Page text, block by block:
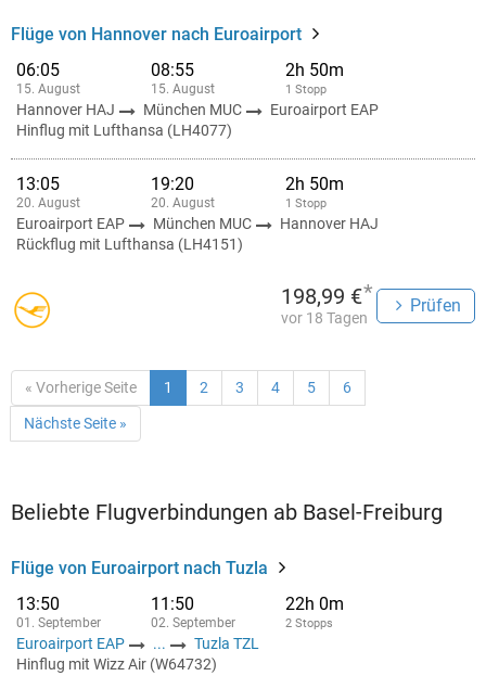
Flüge von Hannover nach Euroairport
06:05
15. August
08:55
15. August
2h 50m
1 Stopp
Hannover HAJ München MUC
Euroairport EAP
Hinflug mit Lufthansa (LH4077)
13:05
20. August
19:20
20. August
2h 50m
1 Stopp
Euroairport EAP München MUC
Hannover HAJ
Rückflug mit Lufthansa (LH4151)
198,99 €*
vor 18 Tagen
Prüfen
« Vorherige Seite 1 2 3 4 5 6
Nächste Seite »
Beliebte Flugverbindungen ab Basel-Freiburg
Flüge von Euroairport nach Tuzla
13:50
01. September
11:50
02. September
22h 0m
2 Stopps
Euroairport EAP ...
Tuzla TZL
Hinflug mit Wizz Air (W64732)